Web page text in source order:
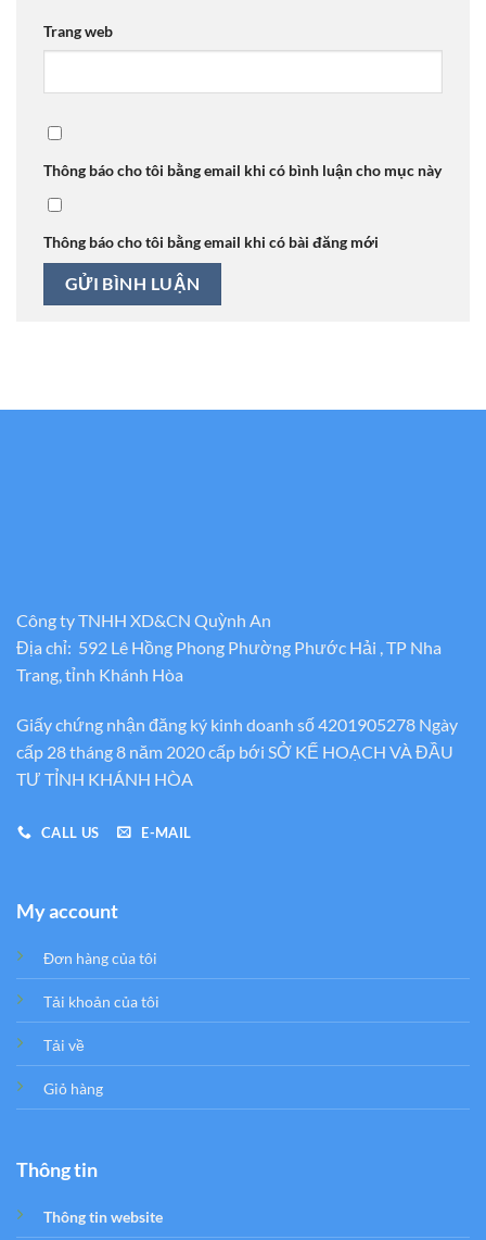
Trang web
Thông báo cho tôi bằng email khi có bình luận cho mục này
Thông báo cho tôi bằng email khi có bài đăng mới
Công ty TNHH XD&CN Quỳnh An
Địa chỉ: 592 Lê Hồng Phong Phường Phước Hải , TP Nha
Trang, tỉnh Khánh Hòa
Giấy chứng nhận đăng ký kinh doanh số 4201905278 Ngày
cấp 28 tháng 8 năm 2020 cấp bới SỞ KẾ HOẠCH VÀ ĐẦU
TƯ TỈNH KHÁNH HÒA
CALL US E-MAIL
My account
Đơn hàng của tôi
Tải khoản của tôi
Tải về
Giỏ hàng
Thông tin
Thông tin website